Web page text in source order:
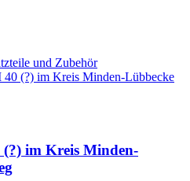
und Zubehör
(?) im Kreis Minden-Lübbecke
im Kreis Minden-